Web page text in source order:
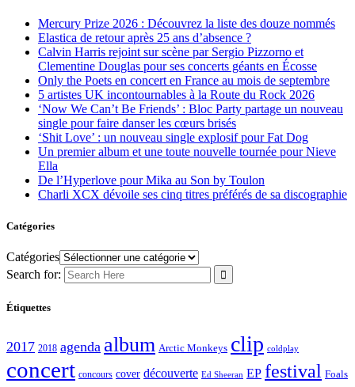
Mercury Prize 2026 : Découvrez la liste des douze nommés
Elastica de retour après 25 ans d’absence ?
Calvin Harris rejoint sur scène par Sergio Pizzorno et
Clementine Douglas pour ses concerts géants en Écosse
Only the Poets en concert en France au mois de septembre
5 artistes UK incontournables à la Route du Rock 2026
‘Now We Can’t Be Friends’ : Bloc Party partage un nouveau
single pour faire danser les cœurs brisés
‘Shit Love’ : un nouveau single explosif pour Fat Dog
Un premier album et une toute nouvelle tournée pour Nieve
Ella
De l’Hyperlove pour Mika au Son by Toulon
Charli XCX dévoile ses cinq titres préférés de sa discographie
Catégories
Catégories
Search for:
Étiquettes
2017 2018 agenda album Arctic Monkeys clip coldplay
concert concours cover découverte Ed Sheeran EP festival Foals